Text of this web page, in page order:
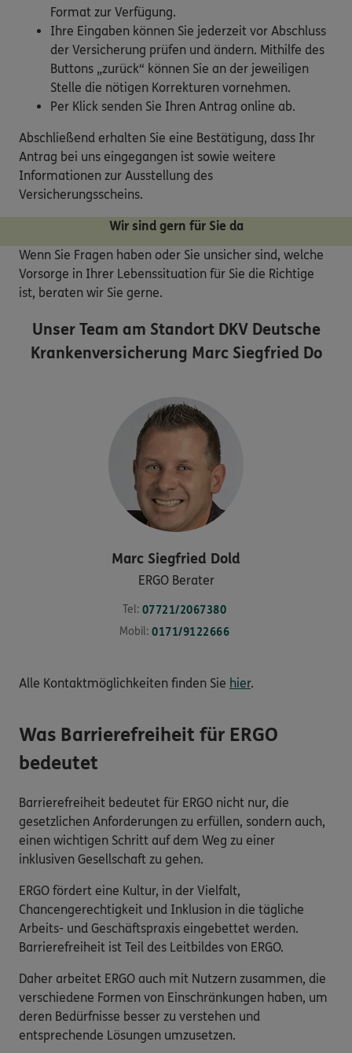
Format zur Verfügung.
Ihre Eingaben können Sie jederzeit vor Abschluss
der Versicherung prüfen und ändern. Mithilfe des
Buttons „zurück“ können Sie an der jeweiligen
Stelle die nötigen Korrekturen vornehmen.
Per Klick senden Sie Ihren Antrag online ab.
Abschließend erhalten Sie eine Bestätigung, dass Ihr
Antrag bei uns eingegangen ist sowie weitere
Informationen zur Ausstellung des
Versicherungsscheins.
Wir sind gern für Sie da
Wenn Sie Fragen haben oder Sie unsicher sind, welche
Vorsorge in Ihrer Lebenssituation für Sie die Richtige
ist, beraten wir Sie gerne.
Unser Team am StandortDKV Deutsche
Krankenversicherung Marc Siegfried Do
Marc Siegfried Dold
ERGO Berater
Tel: 07721/2067380
Mobil: 0171/9122666
Alle Kontaktmöglichkeiten finden Sie hier.
Was Barrierefreiheit für ERGO
bedeutet
Barrierefreiheit bedeutet für ERGO nicht nur, die
gesetzlichen Anforderungen zu erfüllen, sondern auch,
einen wichtigen Schritt auf dem Weg zu einer
inklusiven Gesellschaft zu gehen.
ERGO fördert eine Kultur, in der Vielfalt,
Chancengerechtigkeit und Inklusion in die tägliche
Arbeits- und Geschäftspraxis eingebettet werden.
Barrierefreiheit ist Teil des Leitbildes von ERGO.
Daher arbeitet ERGO auch mit Nutzern zusammen, die
verschiedene Formen von Einschränkungen haben, um
deren Bedürfnisse besser zu verstehen und
entsprechende Lösungen umzusetzen.